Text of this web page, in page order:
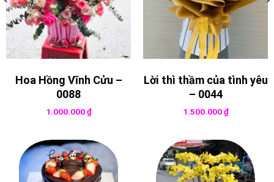
Hoa Hồng Vĩnh Cửu –
0088
1.000.000₫
Lời thì thầm của tình yêu
– 0044
1.500.000₫